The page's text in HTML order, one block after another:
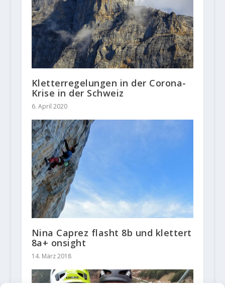
Kletterregelungen in der Corona-
Krise in der Schweiz
6. April 2020
Nina Caprez flasht 8b und klettert
8a+ onsight
14. März 2018